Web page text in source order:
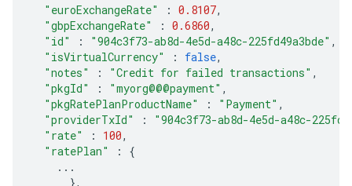
"euroExchangeRate"
: 0.8107,
"gbpExchangeRate"
: 0.6860,
"id"
: "904c3f73-ab8d-4e5d-a48c-225fd49a3bde" ,
"isVirtualCurrency"
: false,
"notes"
: "Credit for failed transactions" ,
"pkgId"
: "myorg@@@payment" ,
"pkgRatePlanProductName"
: "Payment" ,
"providerTxId"
:
"904c3f73-ab8d-4e5d-a48c-
"rate"
: 100,
"ratePlan"
:
{
...
},